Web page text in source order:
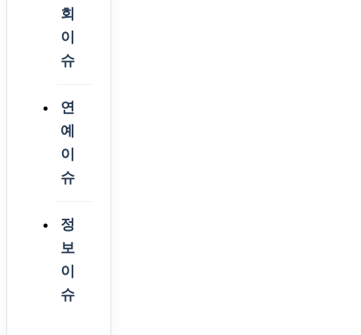
회
이
슈
연
예
이
슈
정
보
이
슈